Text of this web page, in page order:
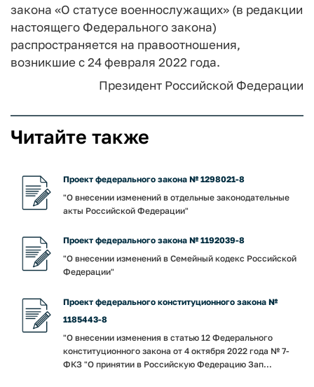
закона «О статусе военнослужащих» (в редакции
настоящего Федерального закона)
распространяется на правоотношения,
возникшие с 24 февраля 2022 года.
Президент Российской Федерации
Читайте также
Проект федерального закона № 1298021-8
"О внесении изменений в отдельные законодательные
акты Российской Федерации"
Проект федерального закона № 1192039-8
"О внесении изменений в Семейный кодекс Российской
Федерации"
Проект федерального конституционного закона №
1185443-8
"О внесении изменения в статью 12 Федерального
конституционного закона от 4 октября 2022 года № 7-
ФКЗ "О принятии в Российскую Федерацию Зап...